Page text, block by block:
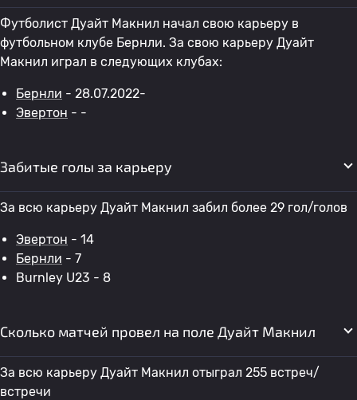
Футболист Дуайт Макнил начал свою карьеру в
футбольном клубе Бернли. За свою карьеру Дуайт
Макнил играл в следующих клубах:
Бернли - 28.07.2022-
Эвертон - -
Забитые голы за карьеру
За всю карьеру Дуайт Макнил забил более 29 гол/голов
Эвертон - 14
Бернли - 7
Burnley U23 - 8
Сколько матчей провел на поле Дуайт Макнил
За всю карьеру Дуайт Макнил отыграл 255 встреч/
встречи